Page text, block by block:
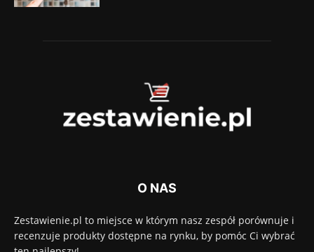
O NAS
Zestawienie.pl to miejsce w którym nasz zespół porównuje i
recenzuje produkty dostępne na rynku, by pomóc Ci wybrać